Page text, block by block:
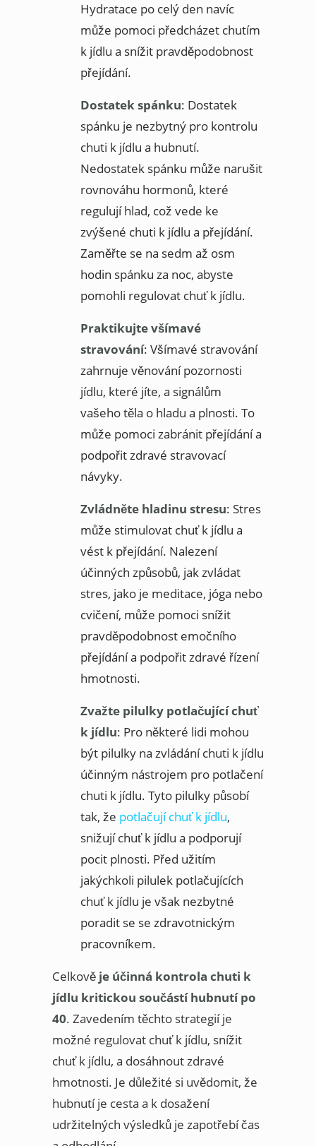
Hydratace po celý den navíc
může pomoci předcházet chutím
k jídlu a snížit pravděpodobnost
přejídání.
Dostatek spánku: Dostatek
spánku je nezbytný pro kontrolu
chuti k jídlu a hubnutí.
Nedostatek spánku může narušit
rovnováhu hormonů, které
regulují hlad, což vede ke
zvýšené chuti k jídlu a přejídání.
Zaměřte se na sedm až osm
hodin spánku za noc, abyste
pomohli regulovat chuť k jídlu.
Praktikujte všímavé
stravování: Všímavé stravování
zahrnuje věnování pozornosti
jídlu, které jíte, a signálům
vašeho těla o hladu a plnosti. To
může pomoci zabránit přejídání a
podpořit zdravé stravovací
návyky.
Zvládněte hladinu stresu: Stres
může stimulovat chuť k jídlu a
vést k přejídání. Nalezení
účinných způsobů, jak zvládat
stres, jako je meditace, jóga nebo
cvičení, může pomoci snížit
pravděpodobnost emočního
přejídání a podpořit zdravé řízení
hmotnosti.
Zvažte pilulky potlačující chuť
k jídlu: Pro některé lidi mohou
být pilulky na zvládání chuti k jídlu
účinným nástrojem pro potlačení
chuti k jídlu. Tyto pilulky působí
tak, že potlačují chuť k jídlu,
snižují chuť k jídlu a podporují
pocit plnosti. Před užitím
jakýchkoli pilulek potlačujících
chuť k jídlu je však nezbytné
poradit se se zdravotnickým
pracovníkem.
Celkově je účinná kontrola chuti k
jídlu kritickou součástí hubnutí po
40. Zavedením těchto strategií je
možné regulovat chuť k jídlu, snížit
chuť k jídlu, a dosáhnout zdravé
hmotnosti. Je důležité si uvědomit, že
hubnutí je cesta a k dosažení
udržitelných výsledků je zapotřebí čas